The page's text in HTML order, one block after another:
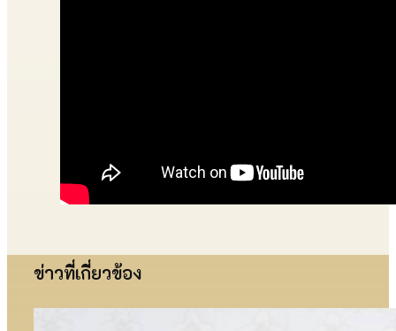
ข่าวที่เกี่ยวข้อง